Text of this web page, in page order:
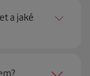
a jaké